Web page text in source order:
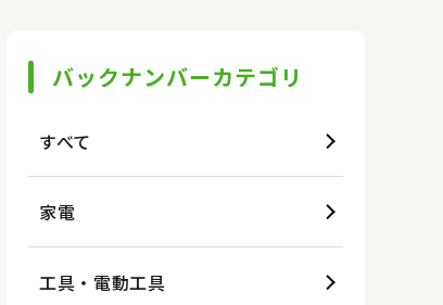
バックナンバーカテゴリ
すべて
家電
工具・電動工具